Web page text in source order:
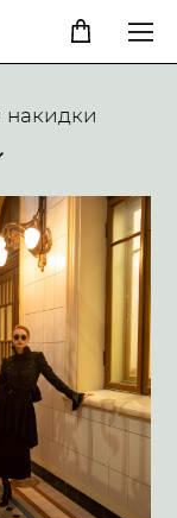
накидки